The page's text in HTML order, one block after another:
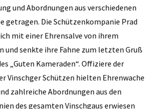
und Abordnungen aus verschiedenen
getragen. Die Schützenkompanie Prad
mit einer Ehrensalve von ihrem
und senkte ihre Fahne zum letzten Gruß
„Guten Kameraden“. Offiziere der
Vinschger Schützen hielten Ehrenwache
zahlreiche Abordnungen aus den
des gesamten Vinschgaus erwiesen